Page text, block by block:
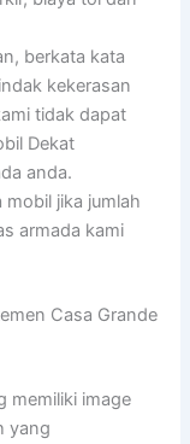
berkata kata
kekerasan
tidak dapat
Dekat
anda.
mobil jika jumlah
armada kami
Casa Grande
memiliki image
yang